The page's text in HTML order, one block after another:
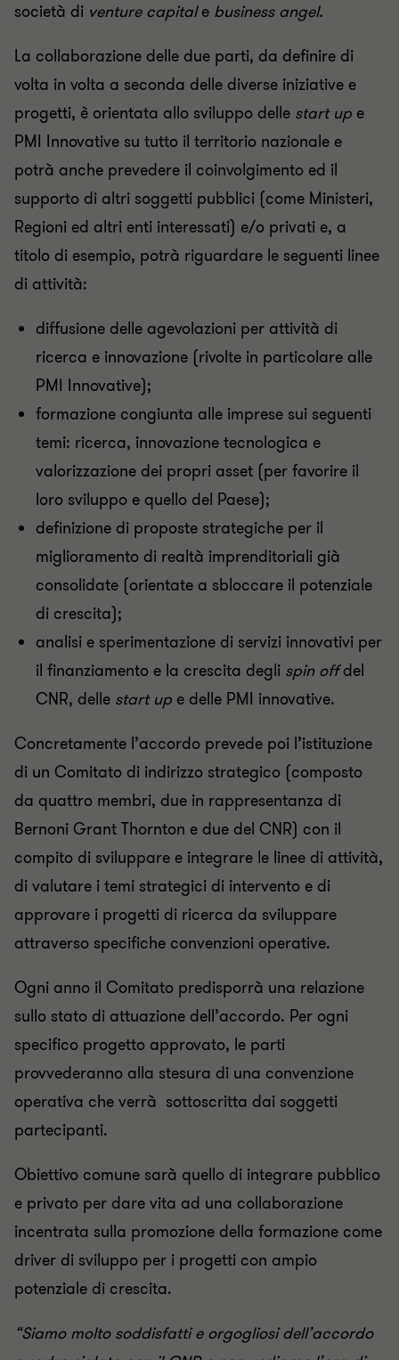
società di venture capitale business angel.
La collaborazione delle due parti, da definire di
volta in volta a seconda delle diverse iniziative e
progetti, è orientata allo sviluppo delle start up e
PMI Innovative su tutto il territorio nazionale e
potrà anche prevedere il coinvolgimento ed il
supporto di altri soggetti pubblici (come Ministeri,
Regioni ed altri enti interessati) e/o privati e, a
titolo di esempio, potrà riguardare le seguenti linee
di attività:
diffusione delle agevolazioni per attività di
ricerca e innovazione (rivolte in particolare alle
PMI Innovative);
formazione congiunta alle imprese sui seguenti
temi: ricerca, innovazione tecnologica e
valorizzazione dei propri asset (per favorire il
loro sviluppo e quello del Paese);
definizione di proposte strategiche per il
miglioramento di realtà imprenditoriali già
consolidate (orientate a sbloccare il potenziale
di crescita);
analisi e sperimentazione di servizi innovativi per
il finanziamento e la crescita degli spin offdel
CNR, delle start up e delle PMI innovative.
Concretamente l’accordo prevede poi l’istituzione
di un Comitato di indirizzo strategico (composto
da quattro membri, due in rappresentanza di
Bernoni Grant Thornton e due del CNR) con il
compito di sviluppare e integrare le linee di attività,
di valutare i temi strategici di intervento e di
approvare i progetti di ricerca da sviluppare
attraverso specifiche convenzioni operative.
Ogni anno il Comitato predisporrà una relazione
sullo stato di attuazione dell’accordo. Per ogni
specifico progetto approvato, le parti
provvederanno alla stesura di una convenzione
operativa che verrà sottoscritta dai soggetti
partecipanti.
Obiettivo comune sarà quello di integrare pubblico
e privato per dare vita ad una collaborazione
incentrata sulla promozione della formazione come
driver di sviluppo per i progetti con ampio
potenziale di crescita.
“Siamo molto soddisfatti e orgogliosi dell’accordo